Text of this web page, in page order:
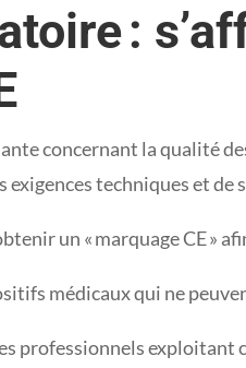
:
concernant la qualité
techniques et
un « marquage CE »
médicaux qui ne
professionnels